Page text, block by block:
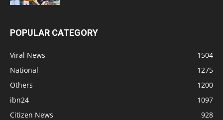
POPULAR CATEGORY
Viral News
1504
National
1275
Others
1200
ibn24
1097
Citizen News
928